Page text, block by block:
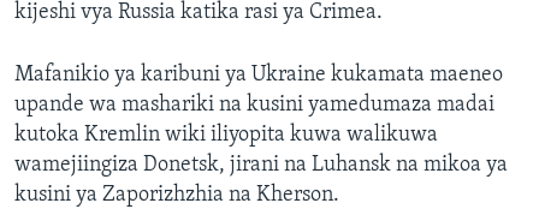
kijeshi vya Russia katika rasi ya Crimea.
Mafanikio ya karibuni ya Ukraine kukamata maeneo
upande wa mashariki na kusini yamedumaza madai
kutoka Kremlin wiki iliyopita kuwa walikuwa
wamejiingiza Donetsk, jirani na Luhansk na mikoa ya
kusini ya Zaporizhzhia na Kherson.